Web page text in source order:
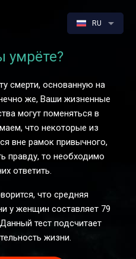
RU
умрёте?
смерти, основанную на
же, Ваши жизненные
могут поменяться в
что некоторые из
вне рамок привычного,
правду, то необходимо
ответить.
что средняя
у женщин составляет 79
тест подсчитает
жизни.